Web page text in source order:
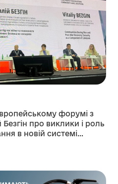
форумі з
Безгін про виклики і роль
в новій системі